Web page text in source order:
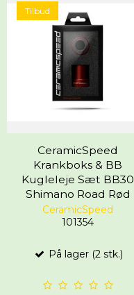
Tilbud
CeramicSpeed
Krankboks & BB
Kugleleje Sæt BB30
Shimano Road Rød
CeramicSpeed
101354
På lager (2 stk.)